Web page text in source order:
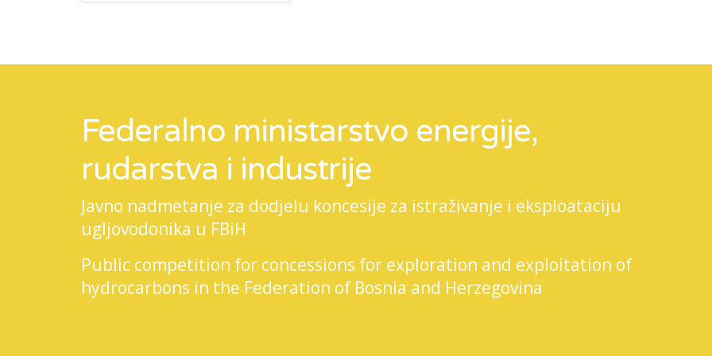
Federalno ministarstvo energije,
rudarstva i industrije
Javno nadmetanje za dodjelu koncesije za istraživanje i eksploataciju
ugljovodonika u FBiH
Public competition for concessions for exploration and exploitation of
hydrocarbons in the Federation of Bosnia and Herzegovina